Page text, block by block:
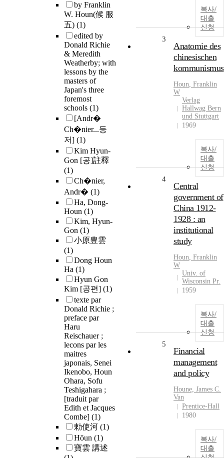
by Franklin
W. Houn(候 服
五) (1)
edited by
Donald Richie
& Meredith
Weatherby; with
lessons by the
masters of
Japan's three
foremost
schools (1)
[Andr�
Ch�nier...등
저] (1)
Kim Hyun-
Gon [공]註釋
(1)
Ch�nier,
Andr� (1)
Ha, Dong-
Houn (1)
Kim, Hyun-
Gon (1)
小原豊雲
(1)
Dong Houn
Ha (1)
Hyun Gon
Kim [공편] (1)
texte par
Donald Richie ;
preface par
Haru
Reischauer ;
lecons par les
maitres
japonais, Senei
Ikenobo, Houn
Ohara, Sofu
Teshigahara ;
[traduit par
Edith et Jacques
Combe] (1)
勅使河 (1)
Hōun (1)
寶雲 講述
복사/
대출
신청
3
Anatomie des
chinesischen
kommunismus
Houn, Franklin
W
Verlag
Hallwag Bern
und Stuttgart
1969
복사/
대출
신청
4
Central
government of
China 1912-
1928 : an
institutional
study
Houn, Franklin
W
Univ. of
Wisconsin Pr.
1959
복사/
대출
신청
5
Financial
management
and policy
Houne, James C.
Van
Prentice-Hall
1980
복사/
대출